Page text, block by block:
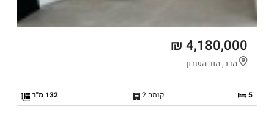
4,180,000 ₪
הדר, הוד השרון
5 קומה 2 132 מ"ר